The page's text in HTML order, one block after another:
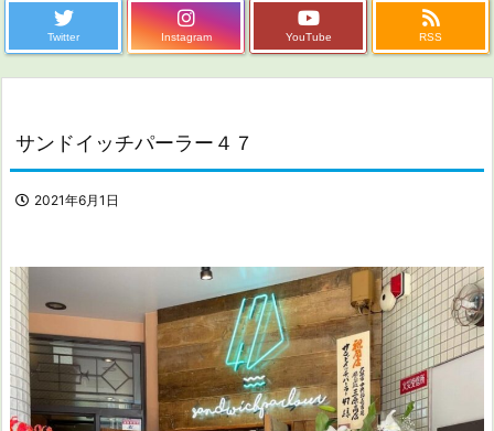
Twitter Instagram YouTube RSS
サンドイッチパーラー４７
2021年6月1日